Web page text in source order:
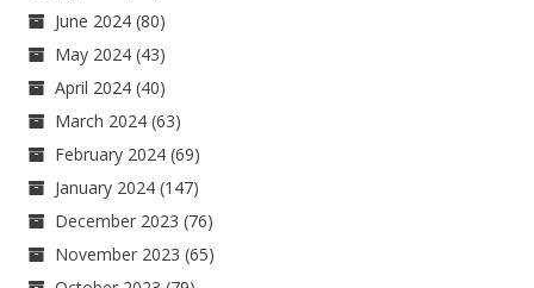
June 2024 (80)
May 2024 (43)
April 2024 (40)
March 2024 (63)
February 2024 (69)
January 2024 (147)
December 2023 (76)
November 2023 (65)